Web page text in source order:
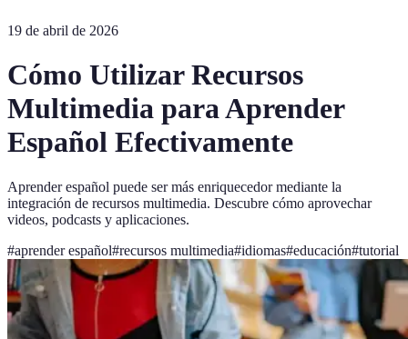
19 de abril de 2026
Cómo Utilizar Recursos
Multimedia para Aprender
Español Efectivamente
Aprender español puede ser más enriquecedor mediante la
integración de recursos multimedia. Descubre cómo aprovechar
videos, podcasts y aplicaciones.
#aprender español#recursos multimedia#idiomas#educación#tutorial